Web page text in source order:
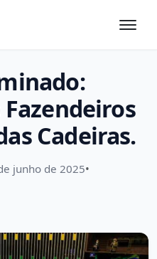
Cadeiras.
junho de 2025•